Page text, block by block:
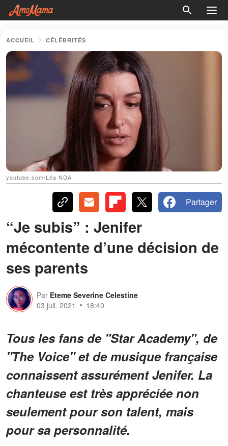
ACCUEIL CÉLÉBRITÉS
youtube.com/Léa NDA
Partager
“Je subis” : Jenifer
mécontente d’une décision de
ses parents
Par Eteme Severine Celestine
03 juil. 2021
18:40
Tous les fans de "Star Academy", de
"The Voice" et de musique française
connaissent assurément Jenifer. La
chanteuse est très appréciée non
seulement pour son talent, mais
pour sa personnalité.